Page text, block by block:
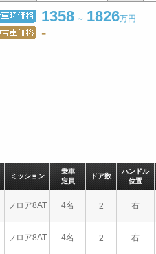
1358 ～ 1826万円
-
ミッション
乗車
定員
ドア数
ハンドル
位置
フロア8AT 4名 2 右
フロア8AT 4名 2 右